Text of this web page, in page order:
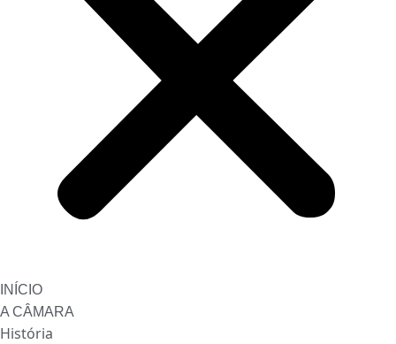
INÍCIO
A CÂMARA
História